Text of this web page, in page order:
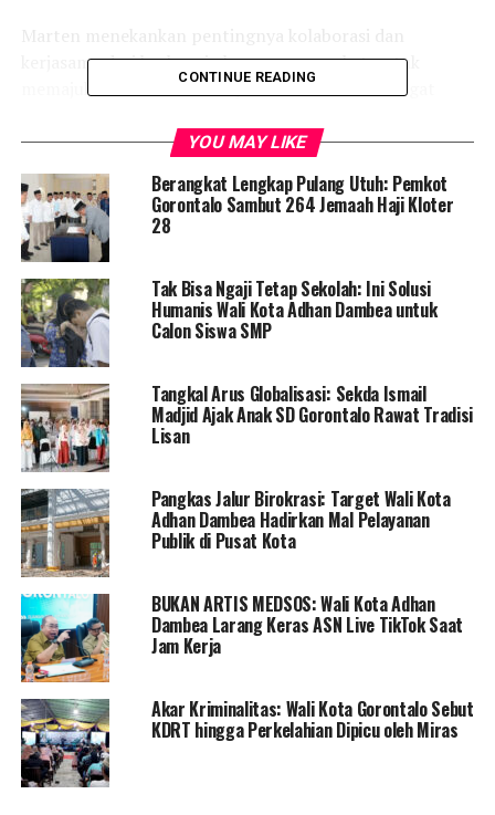
Marten menekankan pentingnya kolaborasi dan
kerjasama dari berbagai elemen masyarakat untuk
memajukan daerah. Ia menyatakan bahwa semangat
seperti peningkatan Indeks Pembangunan Manusia
(IPM) hingga pertumbuhan ekonomi yang positif
meskipun terdapat tantangan dari pandemi COVID-19.
Dalam sektor ekonomi, pertumbuhan ekonomi Kota
Gorontalo mencapai 4,10 persen, sementara di sektor
pendidikan, Pemerintah Kota Gorontalo melakukan
terobosan untuk meningkatkan kualitas pendidikan
melalui pemerataan dan peningkatan tenaga pendidik.
Marten juga mencatat bahwa upaya pemerintah dalam
mengatasi kemiskinan ekstrem mendapatkan
pengakuan dan suntikan dana fiskal.
Wali Kota Marten Taha berharap bahwa semangat
perjuangan dan kolaborasi ini akan terus membawa
kemajuan bagi Kota Gorontalo dan menjadi warisan
positif untuk generasi mendatang.
RELATED TOPICS:
HARI PATRIOTIK GORONTALO
KEMERDEKAAN GORONTALO
PEMKOT GORONTALO
UP NEXT
Kasus Malaria di Kabupaten Pohuwato Meningkat, Capai
837 Kasus di Bulan Januari 2024
CONTINUE READING
YOU MAY LIKE
Berangkat Lengkap Pulang Utuh: Pemkot
Gorontalo Sambut 264 Jemaah Haji Kloter
28
Tak Bisa Ngaji Tetap Sekolah: Ini Solusi
Humanis Wali Kota Adhan Dambea untuk
Calon Siswa SMP
Tangkal Arus Globalisasi: Sekda Ismail
Madjid Ajak Anak SD Gorontalo Rawat Tradisi
Lisan
Pangkas Jalur Birokrasi: Target Wali Kota
Adhan Dambea Hadirkan Mal Pelayanan
Publik di Pusat Kota
BUKAN ARTIS MEDSOS: Wali Kota Adhan
Dambea Larang Keras ASN Live TikTok Saat
Jam Kerja
Akar Kriminalitas: Wali Kota Gorontalo Sebut
KDRT hingga Perkelahian Dipicu oleh Miras